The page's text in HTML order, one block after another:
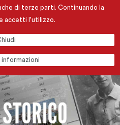
di terze parti. Continuando la
accetti l'utilizzo.
informazioni